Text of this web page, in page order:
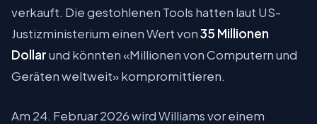
verkauft. Die gestohlenen Tools hatten laut US-
Justizministerium einen Wert von35 Millionen
Dollarund könnten «Millionen von Computern und
Geräten weltweit» kompromittieren.
Am 24. Februar 2026 wird Williams vor einem